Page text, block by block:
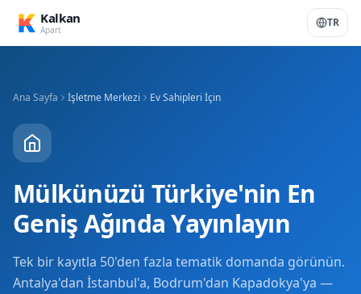
K Kalkan
Apart
TR
Ana Sayfa İşletme Merkezi Ev Sahipleri İçin
Mülkünüzü Türkiye'nin En
Geniş Ağında Yayınlayın
Tek bir kayıtla 50'den fazla tematik domanda görünün.
Antalya'dan İstanbul'a, Bodrum'dan Kapadokya'ya —